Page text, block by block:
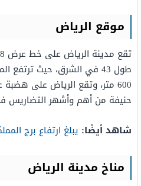
موقع الرياض
طول 43 في الشرق، حيث
600 متر، وتقع الرياض على
حنيفة من أهم وأشهر التضاريس
شاهد أيضًا: يبلغ ارتفاع برج
مناخ مدينة الرياض